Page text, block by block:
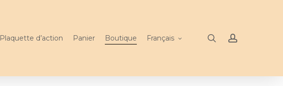
Plaquette d’action Panier Boutique Français searchaccount